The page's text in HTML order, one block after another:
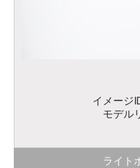
イメージ
モデル
ライト